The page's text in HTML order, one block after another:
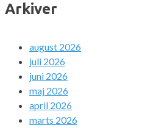
Arkiver
august 2026
juli 2026
juni 2026
maj 2026
april 2026
marts 2026